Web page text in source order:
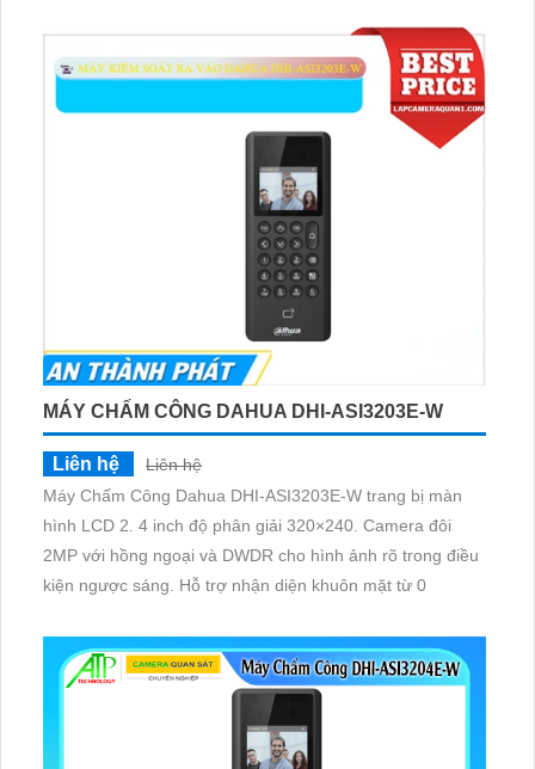
TCP/IP USB và có thể liên kết máy in bill tiện lợi
MÁY CHẤM CÔNG DAHUA DHI-ASI3203E-W
Liên hệ
Liên hệ
Máy Chấm Công Dahua DHI-ASI3203E-W trang bị màn
hình LCD 2. 4 inch độ phân giải 320×240. Camera đôi
2MP với hồng ngoại và DWDR cho hình ảnh rõ trong điều
kiện ngược sáng. Hỗ trợ nhận diện khuôn mặt từ 0